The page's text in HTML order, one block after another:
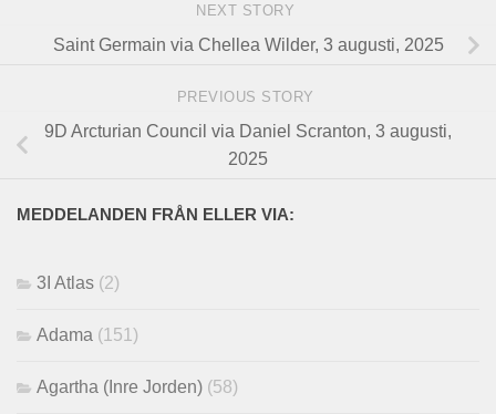
NEXT STORY
Saint Germain via Chellea Wilder, 3 augusti, 2025
PREVIOUS STORY
9D Arcturian Council via Daniel Scranton, 3 augusti,
2025
MEDDELANDEN FRÅN ELLER VIA:
3I Atlas (2)
Adama (151)
Agartha (Inre Jorden) (58)